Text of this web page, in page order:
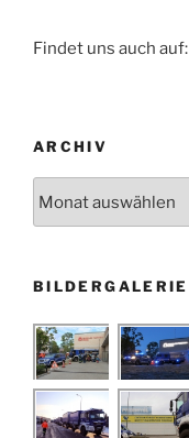
Findet uns auch auf:
ARCHIV
BILDERGALERIE